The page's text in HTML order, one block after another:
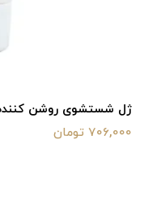
ژل شستشوی روشن کننده و ضد
706,000 تومان